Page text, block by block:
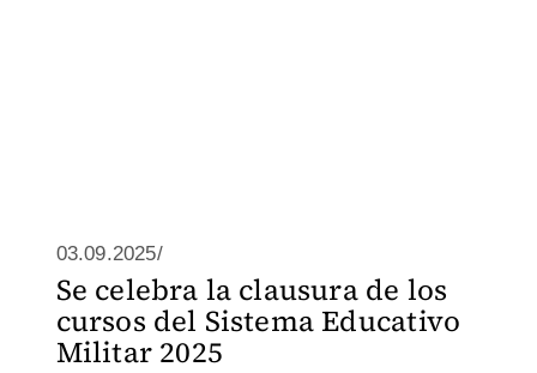
03.09.2025/
Se celebra la clausura de los
cursos del Sistema Educativo
Militar 2025